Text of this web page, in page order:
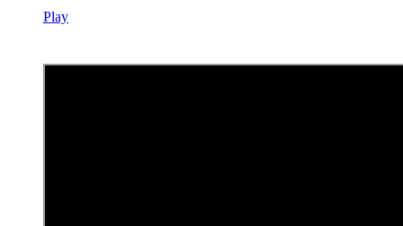
Play